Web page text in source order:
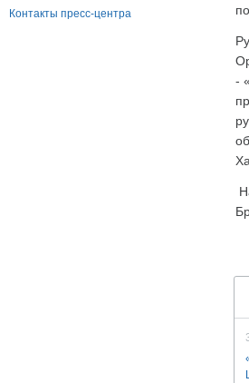
Контакты пресс-центра
-